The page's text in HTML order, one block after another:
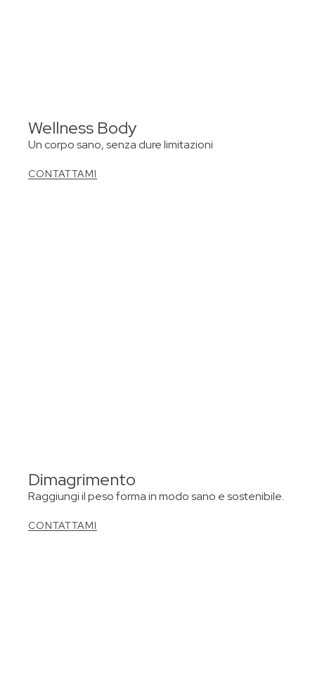
Wellness Body
Un corpo sano, senza dure limitazioni
CONTATTAMI
Dimagrimento
Raggiungi il peso forma in modo sano e sostenibile.
CONTATTAMI